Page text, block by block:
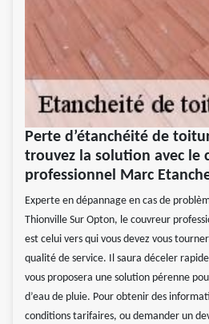
Perte d’étanchéité de
trouvez la solution avec le
professionnel Marc
Experte en dépannage en cas de
Thionville Sur Opton, le couvreur
est celui vers qui vous devez vous
qualité de service. Il saura déceler
vous proposera une solution pérenne
d’eau de pluie. Pour obtenir des
conditions tarifaires, ou demander un